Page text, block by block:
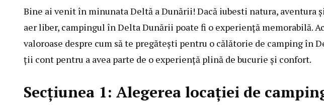
Bine ai venit în minunata Deltă a Dunării! Dacă iubesti natura, aventura
aer liber, campingul în Delta Dunării poate fi o experienţă memorabilă.
valoroase despre cum să te pregăteşti pentru o călătorie de camping în
ţii cont pentru a avea parte de o experienţă plină de bucurie şi confort.
Secţiunea 1: Alegerea locaţiei de